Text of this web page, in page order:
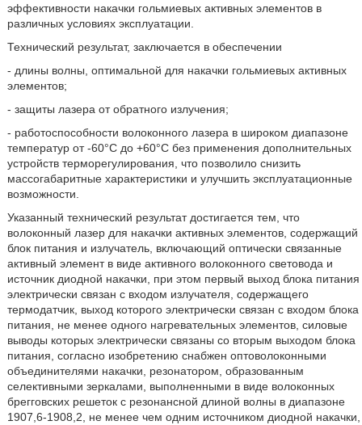
эффективности накачки гольмиевых активных элементов в
различных условиях эксплуатации.
Технический результат, заключается в обеспечении
- длины волны, оптимальной для накачки гольмиевых активных
элементов;
- защиты лазера от обратного излучения;
- работоспособности волоконного лазера в широком диапазоне
температур от -60°С до +60°С без применения дополнительных
устройств терморегулирования, что позволило снизить
массогабаритные характеристики и улучшить эксплуатационные
возможности.
Указанный технический результат достигается тем, что
волоконный лазер для накачки активных элементов, содержащий
блок питания и излучатель, включающий оптически связанные
активный элемент в виде активного волоконного световода и
источник диодной накачки, при этом первый выход блока питания
электрически связан с входом излучателя, содержащего
термодатчик, выход которого электрически связан с входом блока
питания, не менее одного нагревательных элементов, силовые
выводы которых электрически связаны со вторым выходом блока
питания, согласно изобретению снабжен оптоволоконными
объединителями накачки, резонатором, образованным
селективными зеркалами, выполненными в виде волоконных
брегговских решеток с резонансной длиной волны в диапазоне
1907,6-1908,2, не менее чем одним источником диодной накачки,